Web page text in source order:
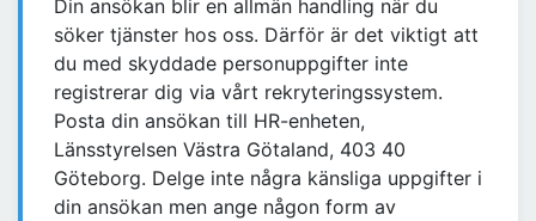
Din ansökan blir en allmän handling när du
söker tjänster hos oss. Därför är det viktigt att
du med skyddade personuppgifter inte
registrerar dig via vårt rekryteringssystem.
Posta din ansökan till HR-enheten,
Länsstyrelsen Västra Götaland, 403 40
Göteborg. Delge inte några känsliga uppgifter i
din ansökan men ange någon form av